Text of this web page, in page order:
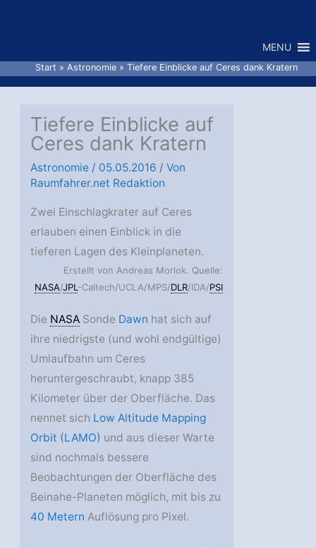
MENU
Start Astronomie Tiefere Einblicke auf Ceres dank Kratern
Tiefere Einblicke auf
Ceres dank Kratern
Astronomie / 05.05.2016 / Von
Raumfahrer.net Redaktion
Zwei Einschlagkrater auf Ceres
erlauben einen Einblick in die
tieferen Lagen des Kleinplaneten.
Erstellt von Andreas Morlok. Quelle:
NASA/JPL -Caltech/UCLA/MPS/DLR/IDA/PSI
Die NASA Sonde Dawn hat sich auf
ihre niedrigste (und wohl endgültige)
Umlaufbahn um Ceres
heruntergeschraubt, knapp 385
Kilometer über der Oberfläche. Das
nennet sich Low Altitude Mapping
Orbit (LAMO) und aus dieser Warte
sind nochmals bessere
Beobachtungen der Oberfläche des
Beinahe-Planeten möglich, mit bis zu
40 Metern Auflösung pro Pixel.